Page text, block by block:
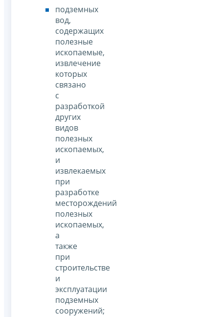
подземных
вод,
содержащих
полезные
ископаемые,
извлечение
которых
связано
с
разработкой
других
видов
полезных
ископаемых,
и
извлекаемых
при
разработке
месторождений
полезных
ископаемых,
а
также
при
строительстве
и
эксплуатации
подземных
сооружений;